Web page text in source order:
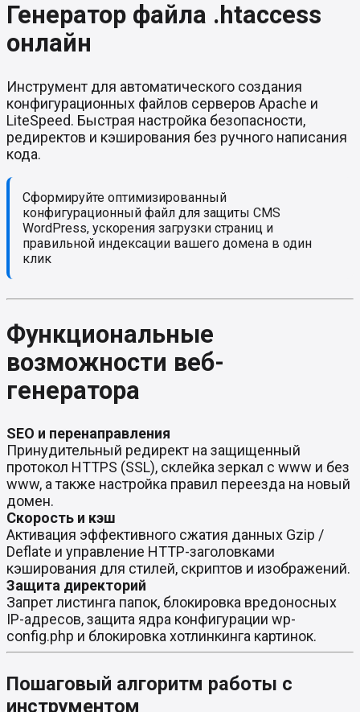
Генератор файла .htaccess
онлайн
Инструмент для автоматического создания
конфигурационных файлов серверов Apache и
LiteSpeed. Быстрая настройка безопасности,
редиректов и кэширования без ручного написания
кода.
Сформируйте оптимизированный
конфигурационный файл для защиты CMS
WordPress, ускорения загрузки страниц и
правильной индексации вашего домена в один
клик
Функциональные
возможности веб-
генератора
SEO и перенаправления
Принудительный редирект на защищенный
протокол HTTPS (SSL), склейка зеркал с www и без
www, а также настройка правил переезда на новый
домен.
Скорость и кэш
Активация эффективного сжатия данных Gzip /
Deflate и управление HTTP-заголовками
кэширования для стилей, скриптов и изображений.
Защита директорий
Запрет листинга папок, блокировка вредоносных
IP-адресов, защита ядра конфигурации wp-
config.php и блокировка хотлинкинга картинок.
Пошаговый алгоритм работы с
инструментом